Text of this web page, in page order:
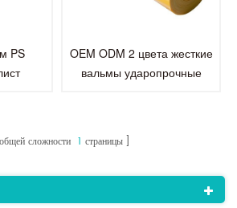
PS
OEM ODM 2 цвета жесткие
вальмы ударопрочные
сложности 1 страницы